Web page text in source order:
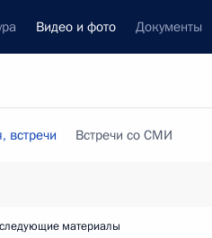
Видео и фото Документы
встречи Встречи со СМИ
материалы